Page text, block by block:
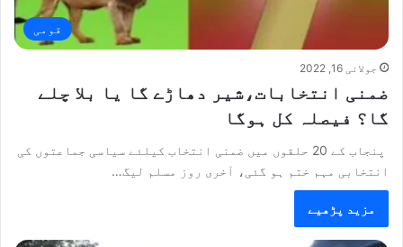
قومی
جولائی 16, 2022
ضمنی انتخابات،شیر دھاڑے گا یا بلا چلے
گا؟ فیصلہ کل ہوگا
پنجاب کے 20 حلقوں میں ضمنی انتخاب کیلئے سیاسی جماعتوں کی
انتخابی مہم ختم ہو گئی، آخری روز مسلم لیگ…
مزید پڑھیے